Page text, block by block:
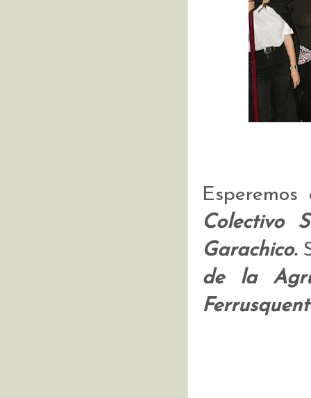
Colectivo
Garachico.
de la